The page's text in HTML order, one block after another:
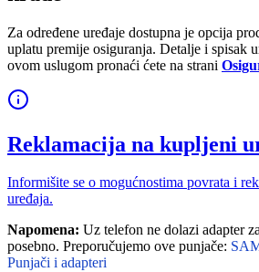
Za određene uređaje dostupna je opcija
uplatu premije osiguranja. Detalje i spisak
ovom uslugom pronaći ćete na strani
Reklamacija na kupljeni
Informišite se o mogućnostima povrata i
uređaja.
Napomena: Uz telefon ne dolazi adapter
posebno. Preporučujemo ove punjače:
Punjači i adapteri